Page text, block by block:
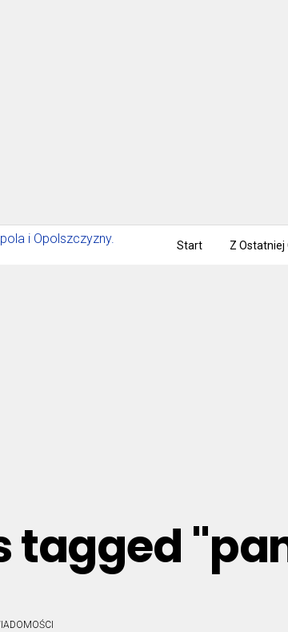
Start Z Ostatniej
tagged